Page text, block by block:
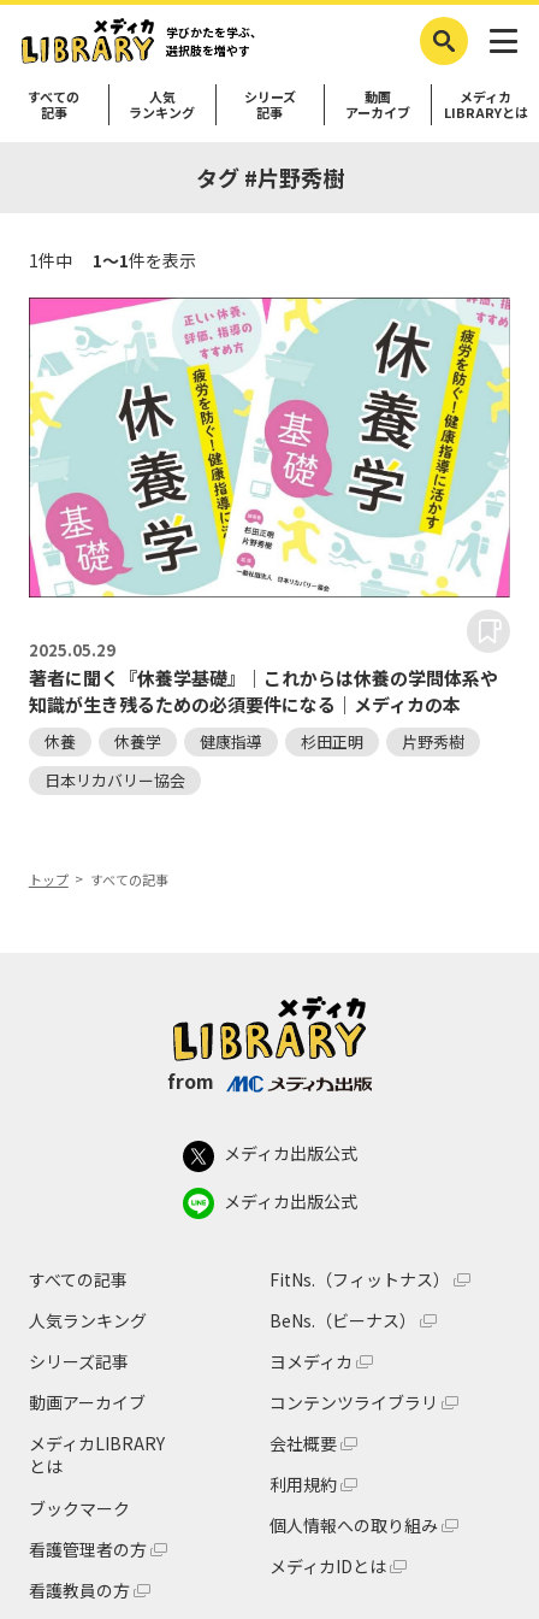
学びかたを学ぶ、
選択肢を増やす
すべての
記事
人気
ランキング
シリーズ
記事
動画
アーカイブ
メディカ
LIBRARYとは
タグ #片野秀樹
1件中 1～1件を表示
2025.05.29
著者に聞く『休養学基礎』｜これからは休養の学問体系や
知識が生き残るための必須要件になる｜メディカの本
休養 休養学 健康指導 杉田正明
片野秀樹
日本リカバリー協会
トップ すべての記事
from
メディカ出版公式
メディカ出版公式
すべての記事
人気ランキング
シリーズ記事
動画アーカイブ
メディカLIBRARY
とは
ブックマーク
看護管理者の方
看護教員の方
FitNs.（フィットナス）
BeNs.（ビーナス）
ヨメディカ
コンテンツライブラリ
会社概要
利用規約
個人情報への取り組み
メディカIDとは